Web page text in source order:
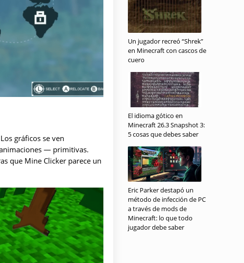
gráficos se ven
— primitivas.
que Mine Clicker parece un
Un jugador recreó “Shrek”
en Minecraft con cascos de
cuero
El idioma gótico en
Minecraft 26.3 Snapshot 3:
5 cosas que debes saber
Eric Parker destapó un
método de infección de PC
a través de mods de
Minecraft: lo que todo
jugador debe saber